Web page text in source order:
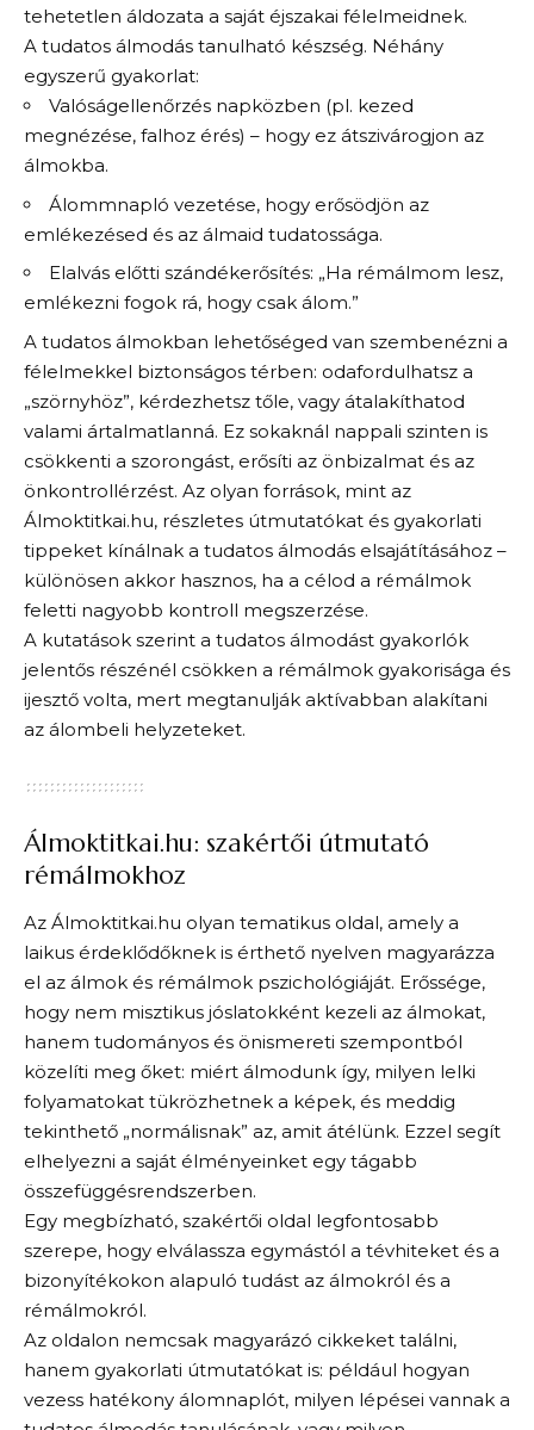
tehetetlen áldozata a saját éjszakai félelmeidnek.
A tudatos álmodás tanulható készség. Néhány
egyszerű gyakorlat:
Valóságellenőrzés napközben (pl. kezed
megnézése, falhoz érés) – hogy ez átszivárogjon az
álmokba.
Álommnapló vezetése, hogy erősödjön az
emlékezésed és az álmaid tudatossága.
Elalvás előtti szándékerősítés: „Ha rémálmom lesz,
emlékezni fogok rá, hogy csak álom.”
A tudatos álmokban lehetőséged van szembenézni a
félelmekkel biztonságos térben: odafordulhatsz a
„szörnyhöz”, kérdezhetsz tőle, vagy átalakíthatod
valami ártalmatlanná. Ez sokaknál nappali szinten is
csökkenti a szorongást, erősíti az önbizalmat és az
önkontrollérzést. Az olyan források, mint az
Álmoktitkai.hu, részletes útmutatókat és gyakorlati
tippeket kínálnak a tudatos álmodás elsajátításához –
különösen akkor hasznos, ha a célod a rémálmok
feletti nagyobb kontroll megszerzése.
A kutatások szerint a tudatos álmodást gyakorlók
jelentős részénél csökken a rémálmok gyakorisága és
ijesztő volta, mert megtanulják aktívabban alakítani
az álombeli helyzeteket.
Álmoktitkai.hu: szakértői útmutató
rémálmokhoz
Az Álmoktitkai.hu olyan tematikus oldal, amely a
laikus érdeklődőknek is érthető nyelven magyarázza
el az álmok és rémálmok pszichológiáját. Erőssége,
hogy nem misztikus jóslatokként kezeli az álmokat,
hanem tudományos és önismereti szempontból
közelíti meg őket: miért álmodunk így, milyen lelki
folyamatokat tükrözhetnek a képek, és meddig
tekinthető „normálisnak” az, amit átélünk. Ezzel segít
elhelyezni a saját élményeinket egy tágabb
összefüggésrendszerben.
Egy megbízható, szakértői oldal legfontosabb
szerepe, hogy elválassza egymástól a tévhiteket és a
bizonyítékokon alapuló tudást az álmokról és a
rémálmokról.
Az oldalon nemcsak magyarázó cikkeket találni,
hanem gyakorlati útmutatókat is: például hogyan
vezess hatékony álomnaplót, milyen lépései vannak a